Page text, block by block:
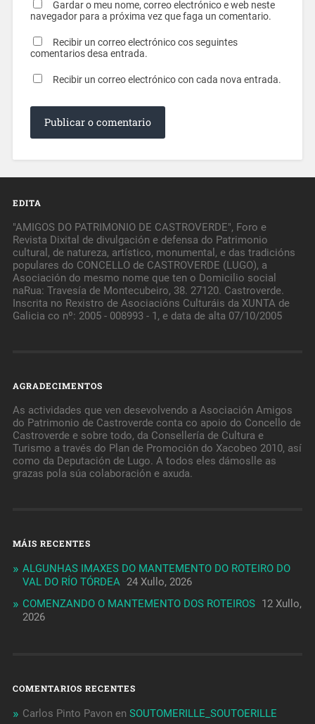
Gardar o meu nome, correo electrónico e web neste
navegador para a próxima vez que faga un comentario.
Recibir un correo electrónico cos seguintes
comentarios desa entrada.
Recibir un correo electrónico con cada nova entrada.
EDITA
"AMIGOS DO PATRIMONIO DE CASTROVERDE", Foro e
Revista Dixital de divulgación e defensa do Patrimonio
cultural, de natureza, artístico, monumental, e das tradicións
populares do CONCELLO de CASTROVERDE (LUGO), a
Asociación do mesmo nome que ten o Domicilio social
naRua: Travesía de Montecubeiro, 38. 27120. Castroverde.
Inscrita no Rexistro de Asociacións Culturáis da XUNTA de
Galicia co nº: 2005 - 008993 - 1, e data de alta 07/10/2005
AGRADECIMENTOS
As actividades que ven desevolvendo a Asociación Amigos
do Patrimonio de Castroverde conta co apoio do Concello de
Castroverde e sobre todo, da Consellería de Cultura e
Turismo a través do Plan de Promoción do Xacobeo 2010, así
como da Deputación de Lugo. A todos eles dámoslle as
grazas pola súa colaboración e axuda.
MÁIS RECENTES
ALGUNHAS IMAXES DO MANTEMENTO DO ROTEIRO DO
VAL DO RÍO TÓRDEA 24 Xullo, 2026
COMENZANDO O MANTEMENTO DOS ROTEIROS 12 Xullo,
2026
COMENTARIOS RECENTES
Carlos Pinto Pavon en SOUTOMERILLE_SOUTOERILLE